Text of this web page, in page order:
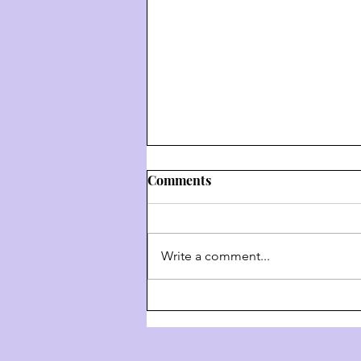
דרך השם - דרך ה' #9
Comments
Write a comment...